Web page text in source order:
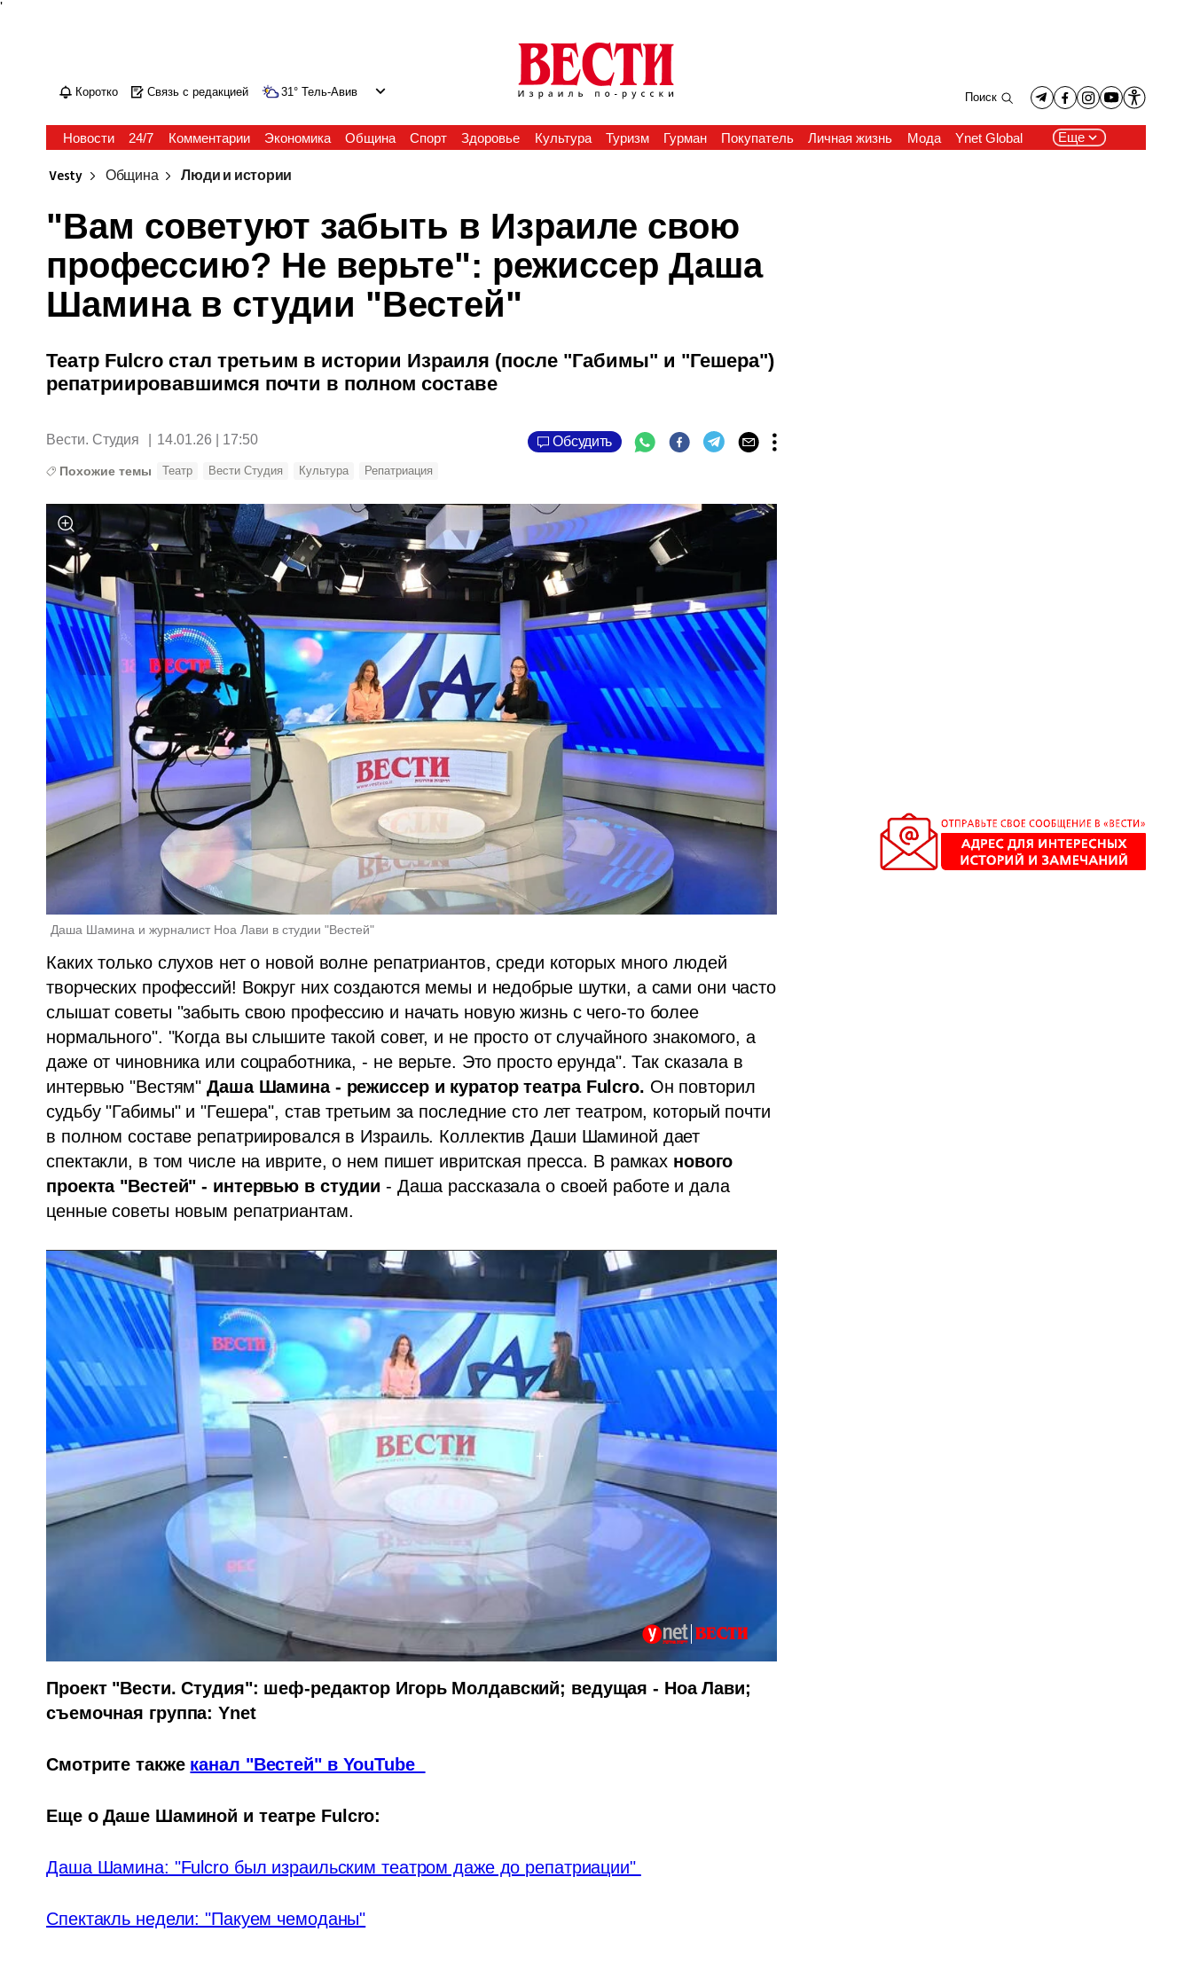
'
Коротко Связь с редакцией 31° Тель-Авив Поиск
Новости 24/7 Комментарии Экономика Община Спорт Здоровье Культура Туризм Гурман Покупатель Личная жизнь Мода Ynet Global Еще
Vesty Община Люди и истории
"Вам советуют забыть в Израиле свою
профессию? Не верьте": режиссер Даша
Шамина в студии "Вестей"
Театр Fulcro стал третьим в истории Израиля (после "Габимы" и "Гешера")
репатриировавшимся почти в полном составе
Вести. Студия 14.01.26 | 17:50 Обсудить
Похожие темы Театр Вести Студия Культура Репатриация
Даша Шамина и журналист Ноа Лави в студии "Вестей"
Каких только слухов нет о новой волне репатриантов, среди которых много людей
творческих профессий! Вокруг них создаются мемы и недобрые шутки, а сами они часто
слышат советы "забыть свою профессию и начать новую жизнь с чего-то более
нормального". "Когда вы слышите такой совет, и не просто от случайного знакомого, а
даже от чиновника или соцработника, - не верьте. Это просто ерунда". Так сказала в
интервью "Вестям" Даша Шамина - режиссер и куратор театра Fulcro. Он повторил
судьбу "Габимы" и "Гешера", став третьим за последние сто лет театром, который почти
в полном составе репатриировался в Израиль. Коллектив Даши Шаминой дает
спектакли, в том числе на иврите, о нем пишет ивритская пресса. В рамках нового
проекта "Вестей" - интервью в студии - Даша рассказала о своей работе и дала
ценные советы новым репатриантам.
Проект "Вести. Студия": шеф-редактор Игорь Молдавский; ведущая - Ноа Лави;
съемочная группа: Ynet
Смотрите также канал "Вестей" в YouTube
Еще о Даше Шаминой и театре Fulcro:
Даша Шамина: "Fulcro был израильским театром даже до репатриации"
Спектакль недели: "Пакуем чемоданы"